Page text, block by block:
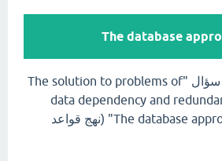
The database
الإجابة الصحيحة على سؤال "The solution to problems of
data dependency and
systems؟" هي "The database approach" (نهج قواعد